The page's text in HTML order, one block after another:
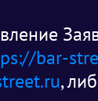
bar-
,